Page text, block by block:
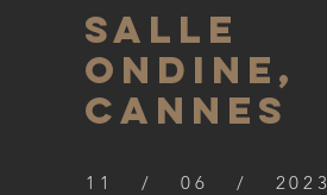
SALLE
ONDINE,
CANNES
11 / 06 / 2023